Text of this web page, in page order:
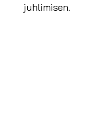
juhlimisen.